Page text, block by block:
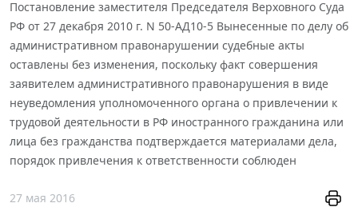
Постановление заместителя Председателя Верховного Суда
РФ от 27 декабря 2010 г. N 50-АД10-5 Вынесенные по делу об
административном правонарушении судебные акты
оставлены без изменения, поскольку факт совершения
заявителем административного правонарушения в виде
неуведомления уполномоченного органа о привлечении к
трудовой деятельности в РФ иностранного гражданина или
лица без гражданства подтверждается материалами дела,
порядок привлечения к ответственности соблюден
27 мая 2016